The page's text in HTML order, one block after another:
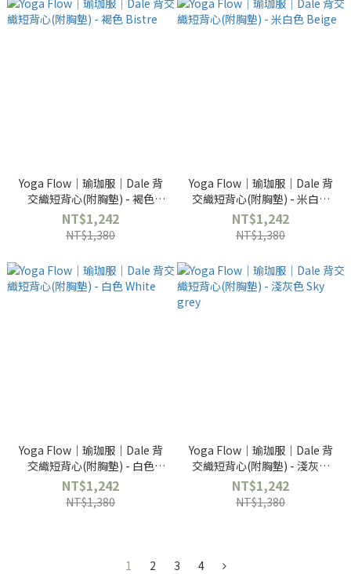
Yoga Flow｜瑜珈服｜Dale 背
交織短背心(附胸墊) - 褐色
Bistre
NT$1,242
NT$1,380
Yoga Flow｜瑜珈服｜Dale 背
交織短背心(附胸墊) - 米白色
Beige
NT$1,242
NT$1,380
Yoga Flow｜瑜珈服｜Dale 背
交織短背心(附胸墊) - 白色
White
NT$1,242
NT$1,380
Yoga Flow｜瑜珈服｜Dale 背
交織短背心(附胸墊) - 淺灰色
Sky grey
NT$1,242
NT$1,380
1 2 3 4